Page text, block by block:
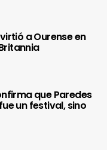
a Ourense en
que Paredes
un festival, sino